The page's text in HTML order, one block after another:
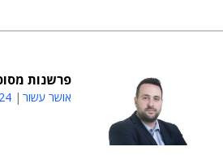
פרשנות
אושר עשור